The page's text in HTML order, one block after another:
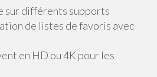
sur différents supports
de listes de favoris avec
en HD ou 4K pour les